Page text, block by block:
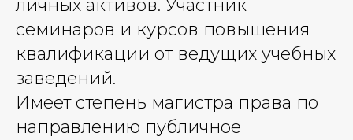
личных активов. Участник
семинаров и курсов повышения
квалификации от ведущих учебных
заведений.
Имеет степень магистра права по
направлению публичное